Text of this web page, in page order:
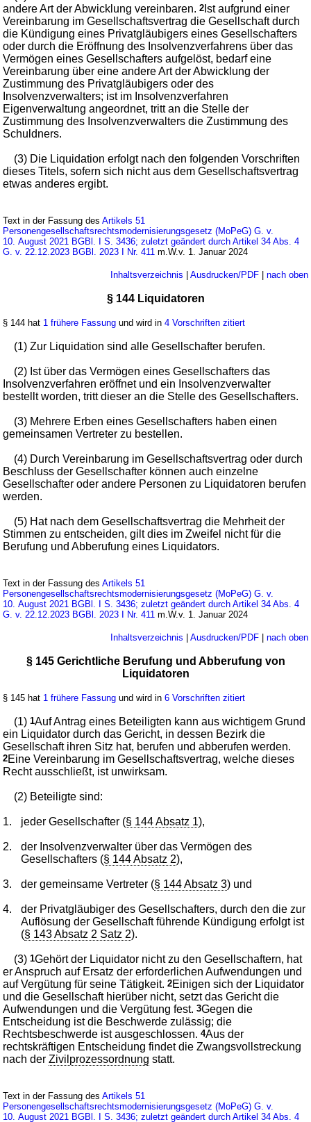
andere Art der Abwicklung vereinbaren.2 Ist aufgrund einer
Vereinbarung im Gesellschaftsvertrag die Gesellschaft durch
die Kündigung eines Privatgläubigers eines Gesellschafters
oder durch die Eröffnung des Insolvenzverfahrens über das
Vermögen eines Gesellschafters aufgelöst, bedarf eine
Vereinbarung über eine andere Art der Abwicklung der
Zustimmung des Privatgläubigers oder des
Insolvenzverwalters; ist im Insolvenzverfahren
Eigenverwaltung angeordnet, tritt an die Stelle der
Zustimmung des Insolvenzverwalters die Zustimmung des
Schuldners.
(3) Die Liquidation erfolgt nach den folgenden Vorschriften
dieses Titels, sofern sich nicht aus dem Gesellschaftsvertrag
etwas anderes ergibt.
Text in der Fassung desArtikels 51
Personengesellschaftsrechtsmodernisierungsgesetz (MoPeG) G. v.
10. August 2021 BGBl. I S. 3436; zuletzt geändert durch Artikel 34 Abs. 4
G. v. 22.12.2023 BGBl. 2023 I Nr. 411 m.W.v. 1. Januar 2024
Inhaltsverzeichnis | Ausdrucken/PDF| nach oben
§ 144 Liquidatoren
§ 144 hat 1 frühere Fassung und wird in4 Vorschriften zitiert
(1) Zur Liquidation sind alle Gesellschafter berufen.
(2) Ist über das Vermögen eines Gesellschafters das
Insolvenzverfahren eröffnet und ein Insolvenzverwalter
bestellt worden, tritt dieser an die Stelle des Gesellschafters.
(3) Mehrere Erben eines Gesellschafters haben einen
gemeinsamen Vertreter zu bestellen.
(4) Durch Vereinbarung im Gesellschaftsvertrag oder durch
Beschluss der Gesellschafter können auch einzelne
Gesellschafter oder andere Personen zu Liquidatoren berufen
werden.
(5) Hat nach dem Gesellschaftsvertrag die Mehrheit der
Stimmen zu entscheiden, gilt dies im Zweifel nicht für die
Berufung und Abberufung eines Liquidators.
Text in der Fassung desArtikels 51
Personengesellschaftsrechtsmodernisierungsgesetz (MoPeG) G. v.
10. August 2021 BGBl. I S. 3436; zuletzt geändert durch Artikel 34 Abs. 4
G. v. 22.12.2023 BGBl. 2023 I Nr. 411 m.W.v. 1. Januar 2024
Inhaltsverzeichnis | Ausdrucken/PDF| nach oben
§ 145 Gerichtliche Berufung und Abberufung von
Liquidatoren
§ 145 hat 1 frühere Fassung und wird in6 Vorschriften zitiert
(1)1Auf Antrag eines Beteiligten kann aus wichtigem Grund
ein Liquidator durch das Gericht, in dessen Bezirk die
Gesellschaft ihren Sitz hat, berufen und abberufen werden.
2Eine Vereinbarung im Gesellschaftsvertrag, welche dieses
Recht ausschließt, ist unwirksam.
(2) Beteiligte sind:
1. jeder Gesellschafter (§ 144 Absatz 1),
2.
der Insolvenzverwalter über das Vermögen des
Gesellschafters (§ 144 Absatz 2),
3. der gemeinsame Vertreter (§ 144 Absatz 3) und
4.
der Privatgläubiger des Gesellschafters, durch den die zur
Auflösung der Gesellschaft führende Kündigung erfolgt ist
(§ 143 Absatz 2 Satz 2).
(3)1Gehört der Liquidator nicht zu den Gesellschaftern, hat
er Anspruch auf Ersatz der erforderlichen Aufwendungen und
auf Vergütung für seine Tätigkeit.2Einigen sich der Liquidator
und die Gesellschaft hierüber nicht, setzt das Gericht die
Aufwendungen und die Vergütung fest.3Gegen die
Entscheidung ist die Beschwerde zulässig; die
Rechtsbeschwerde ist ausgeschlossen.4Aus der
rechtskräftigen Entscheidung findet die Zwangsvollstreckung
nach derZivilprozessordnung statt.
Text in der Fassung desArtikels 51
Personengesellschaftsrechtsmodernisierungsgesetz (MoPeG) G. v.
10. August 2021 BGBl. I S. 3436; zuletzt geändert durch Artikel 34 Abs. 4